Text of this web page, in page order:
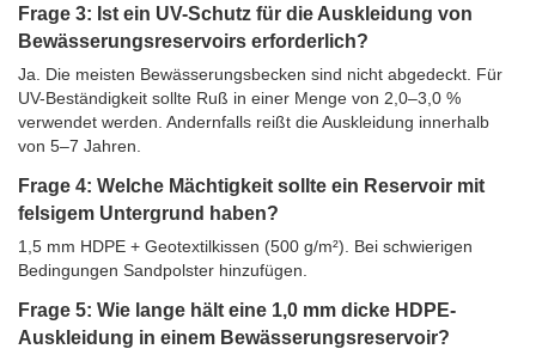
Frage 3: Ist ein UV-Schutz für die Auskleidung von
Bewässerungsreservoirs erforderlich?
Ja. Die meisten Bewässerungsbecken sind nicht abgedeckt. Für
UV-Beständigkeit sollte Ruß in einer Menge von 2,0–3,0 %
verwendet werden. Andernfalls reißt die Auskleidung innerhalb
von 5–7 Jahren.
Frage 4: Welche Mächtigkeit sollte ein Reservoir mit
felsigem Untergrund haben?
1,5 mm HDPE + Geotextilkissen (500 g/m²). Bei schwierigen
Bedingungen Sandpolster hinzufügen.
Frage 5: Wie lange hält eine 1,0 mm dicke HDPE-
Auskleidung in einem Bewässerungsreservoir?